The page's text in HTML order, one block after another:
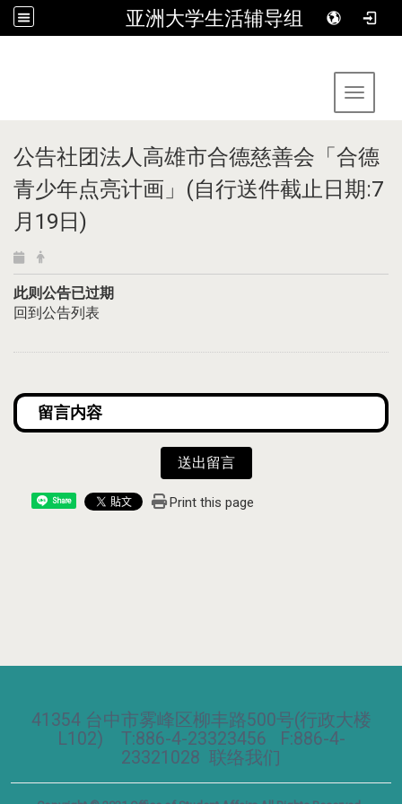
亚洲大学生活辅导组
Toggle
公告社团法人高雄市合德慈善会「合德
青少年点亮计画」(自行送件截止日期:7
月19日)
此则公告已过期
回到公告列表
送出留言
Share Print this page
41354 台中市雾峰区柳丰路500号(行政大楼
L102) T:886-4-23323456 F:886-4-
23321028 联络我们